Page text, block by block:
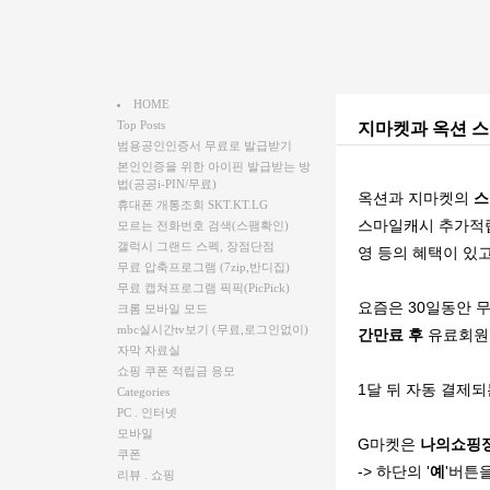
지마켓과 옥션
옥션과 지마켓의
스마일캐시 추가
영 등의 혜택이 있
요즘은 30일동안
간만료 후 유료회
1달 뒤 자동 결제
G마켓은 나의쇼핑
-> 하단의 '예 '버튼
HOME
Top Posts
범용공인인증서 무료로 발급받기
본인인증을 위한 아이핀 발급받는 방
법(공공i-PIN/무료)
휴대폰 개통조회 SKT.KT.LG
모르는 전화번호 검색(스팸확인)
갤럭시 그랜드 스펙, 장점단점
무료 압축프로그램 (7zip,반디집)
무료 캡쳐프로그램 픽픽(PicPick)
크롬 모바일 모드
mbc실시간tv보기 (무료,로그인없이)
자막 자료실
쇼핑 쿠폰 적립금 응모
Categories
PC . 인터넷
모바일
쿠폰
리뷰 . 쇼핑